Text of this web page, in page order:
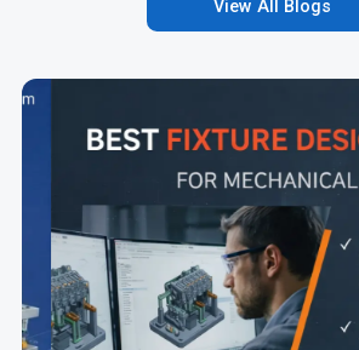
View All Blogs